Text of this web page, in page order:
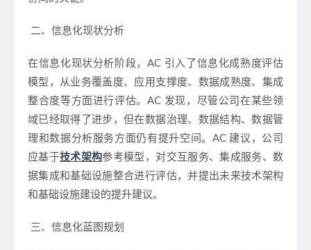
二、信息化现状分析
在信息化现状分析阶段，AC 引入了信息化成熟度评估
模型，从业务覆盖度、应用支撑度、数据成熟度、集成
整合度等方面进行评估。AC 发现，尽管公司在某些领
域已经取得了进步，但在数据治理、数据结构、数据管
理和数据分析服务方面仍有提升空间。AC 建议，公司
应基于技术架构参考模型，对交互服务、集成服务、数
据集成和基础设施整合进行评估，并提出未来技术架构
和基础设施建设的提升建议。
三、信息化蓝图规划